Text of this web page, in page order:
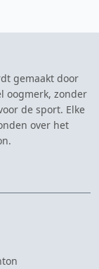
gemaakt door
oogmerk, zonder
de sport. Elke
over het